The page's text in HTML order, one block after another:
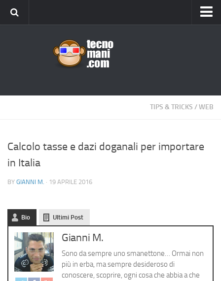
Cellulari
Gadget
Recensioni
Privacy
Cerca
TIPS & TRICKS /WEB
Calcolo tasse e dazi doganali per importare
in Italia
BY GIANNI M. · 19 APRILE 2016
Bio Ultimi Post
Gianni M.
Sono da sempre uno smanettone… Ormai non
più in erba, ma sempre desideroso di
conoscere, scoprire, ogni cosa che abbia a che